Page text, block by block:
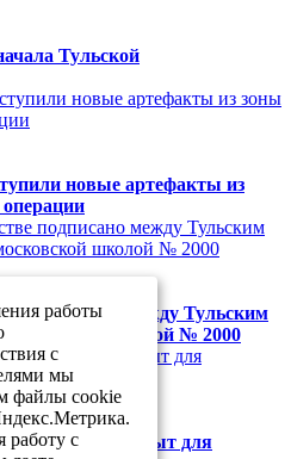
Тульской
новые артефакты из
подписано между Тульским
школой № 2000
Тулы будет закрыт для
работы
с
мы
файлы cookie
работу с